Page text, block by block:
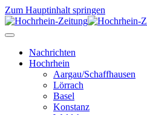
Zum Hauptinhalt springen
Nachrichten
Hochrhein
Aargau/Schaffhausen
Lörrach
Basel
Konstanz